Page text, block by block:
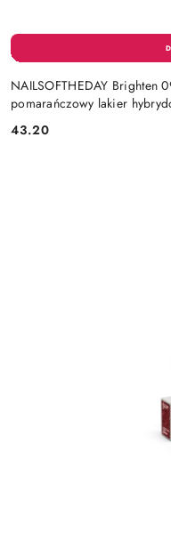
NAILSOFTHEDAY Brighten
pomarańczowy lakier
Cena:
43.20